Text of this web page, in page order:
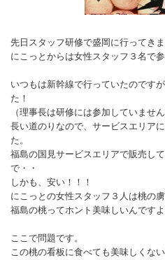
先日スタッフ研修で盛岡に行ってきま
にこっとからは女性スタッフ３名で
いつもは新幹線で行っていたのです
た！
（理事長は研修には参加していません
長い道のりなので、サービスエリア
た。
福島の国見サービスエリアで販売し
で・・
しかも、安い！！！
にこっとの女性スタッフ３人は桃の
福島の桃ってホント美味しいんです
ここで問題です。
この桃の看板に食べても美味しくな